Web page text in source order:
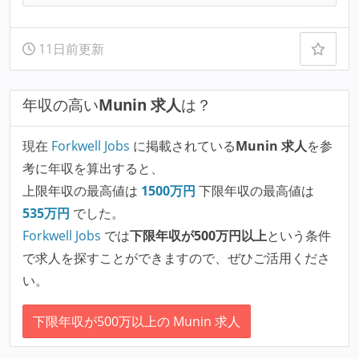
11日前更新
年収の高いMunin 求人は？
現在 Forkwell Jobs に掲載されているMunin 求人を参
考に年収を算出すると、
上限年収の最高値は 1500万円 下限年収の最高値は
535万円 でした。
Forkwell Jobs では下限年収が500万円以上という条件
で求人を探すことができますので、ぜひご活用くださ
い。
下限年収が500万以上の Munin 求人